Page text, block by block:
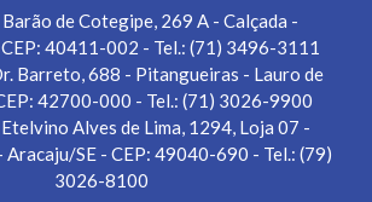
de Cotegipe, 269 A - Calçada -
40411-002 - Tel.: (71) 3496-3111
Barreto, 688 - Pitangueiras - Lauro de
42700-000 - Tel.: (71) 3026-9900
Alves de Lima, 1294, Loja 07 -
Aracaju/SE - CEP: 49040-690 - Tel.: (79)
3026-8100